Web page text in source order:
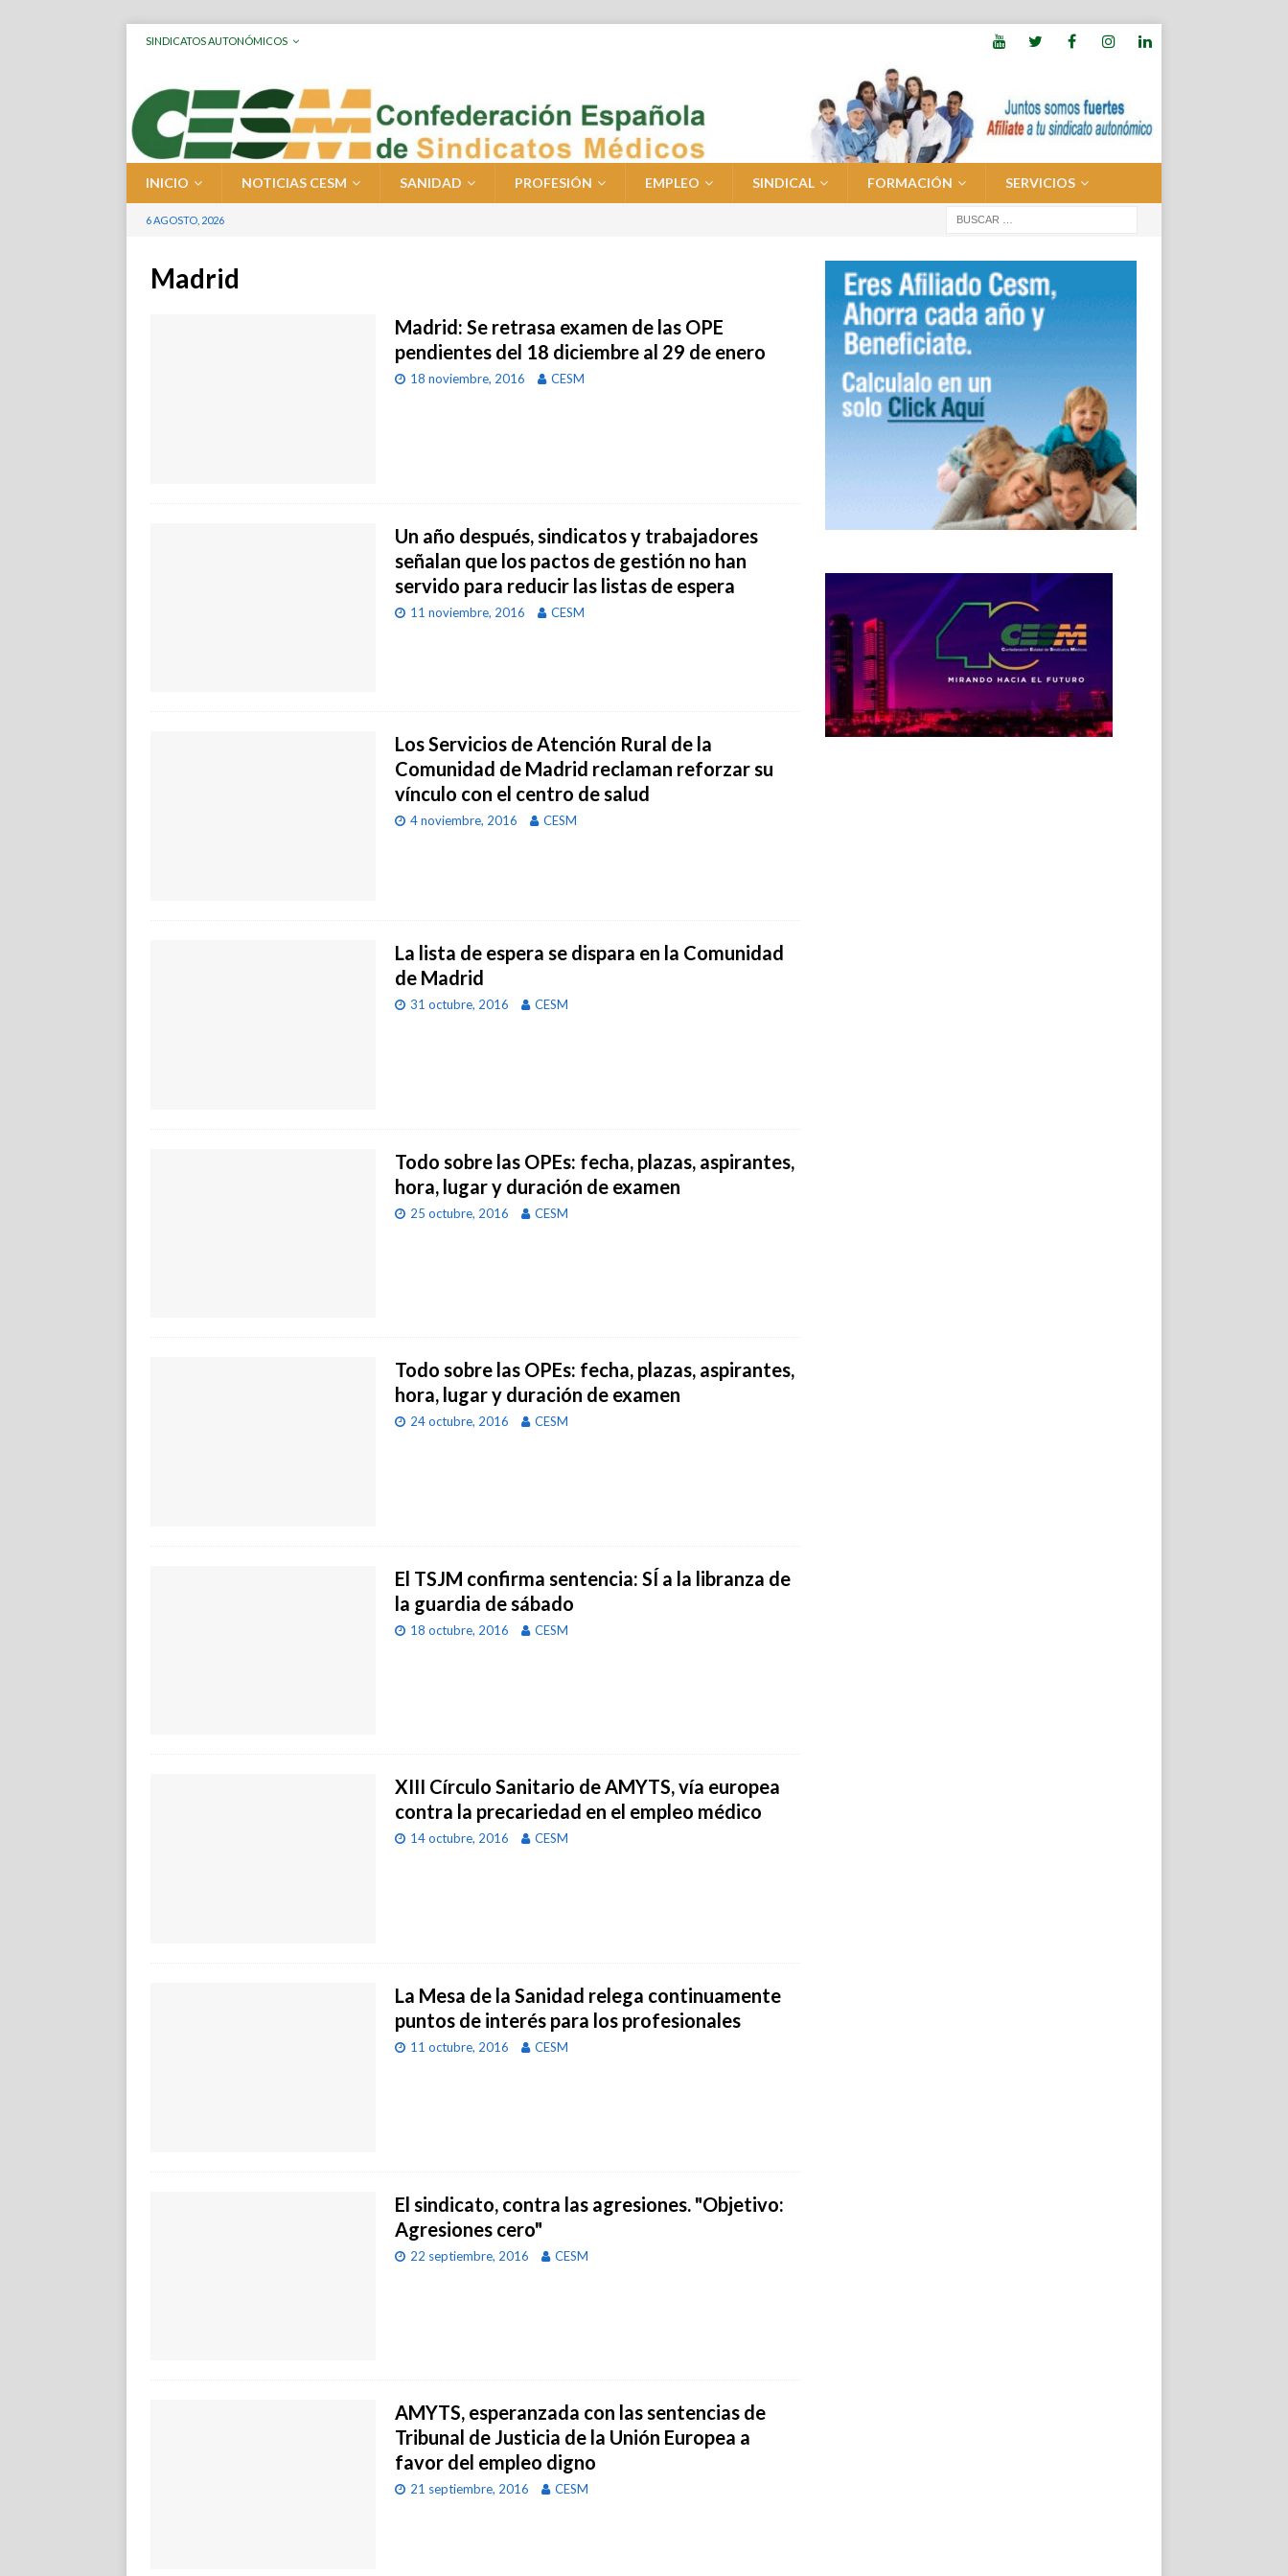
SINDICATOS AUTONÓMICOS
INICIO NOTICIAS CESM SANIDAD PROFESIÓN EMPLEO SINDICAL FORMACIÓN SERVICIOS
6 AGOSTO, 2026
Madrid
Madrid: Se retrasa examen de las OPE
pendientes del 18 diciembre al 29 de enero
18 noviembre, 2016 CESM
Un año después, sindicatos y trabajadores
señalan que los pactos de gestión no han
servido para reducir las listas de espera
11 noviembre, 2016 CESM
Los Servicios de Atención Rural de la
Comunidad de Madrid reclaman reforzar su
vínculo con el centro de salud
4 noviembre, 2016 CESM
La lista de espera se dispara en la Comunidad
de Madrid
31 octubre, 2016 CESM
Todo sobre las OPEs: fecha, plazas, aspirantes,
hora, lugar y duración de examen
25 octubre, 2016 CESM
Todo sobre las OPEs: fecha, plazas, aspirantes,
hora, lugar y duración de examen
24 octubre, 2016 CESM
El TSJM confirma sentencia: SÍ a la libranza de
la guardia de sábado
18 octubre, 2016 CESM
XIII Círculo Sanitario de AMYTS, vía europea
contra la precariedad en el empleo médico
14 octubre, 2016 CESM
La Mesa de la Sanidad relega continuamente
puntos de interés para los profesionales
11 octubre, 2016 CESM
El sindicato, contra las agresiones. "Objetivo:
Agresiones cero"
22 septiembre, 2016 CESM
AMYTS, esperanzada con las sentencias de
Tribunal de Justicia de la Unión Europea a
favor del empleo digno
21 septiembre, 2016 CESM